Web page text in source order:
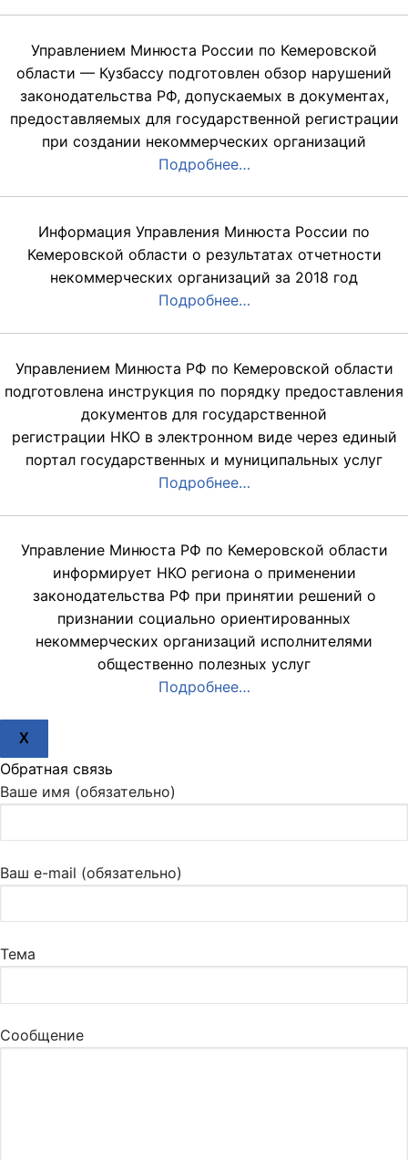
Управлением Минюста России по Кемеровской
области — Кузбассу подготовлен обзор нарушений
законодательства РФ, допускаемых в документах,
предоставляемых для государственной регистрации
при создании некоммерческих организаций
Подробнее…
Информация Управления Минюста России по
Кемеровской области о результатах отчетности
некоммерческих организаций за 2018 год
Подробнее…
Управлением Минюста РФ по Кемеровской области
подготовлена инструкция по порядку предоставления
документов для государственной
регистрации НКО в электронном виде через единый
портал государственных и муниципальных услуг
Подробнее…
Управление Минюста РФ по Кемеровской области
информирует НКО региона о применении
законодательства РФ при принятии решений о
признании социально ориентированных
некоммерческих организаций исполнителями
общественно полезных услуг
Подробнее…
X
Обратная связь
Ваше имя (обязательно)
Ваш e-mail (обязательно)
Тема
Сообщение